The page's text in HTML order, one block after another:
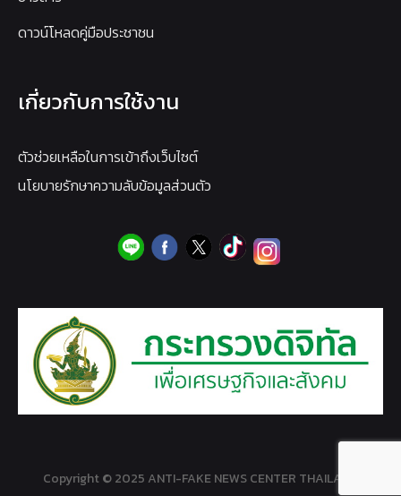
ดาวน์โหลดคู่มือประชาชน
เกี่ยวกับการใช้งาน
ตัวช่วยเหลือในการเข้าถึงเว็บไซต์
นโยบายรักษาความลับข้อมูลส่วนตัว
Copyright © 2025 ANTI-FAKE NEWS CENTER THAILAND